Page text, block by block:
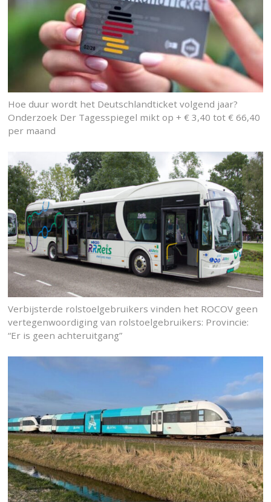
Hoe duur wordt het Deutschlandticket volgend jaar?
Onderzoek Der Tagesspiegel mikt op + € 3,40 tot € 66,40
per maand
Verbijsterde rolstoelgebruikers vinden het ROCOV geen
vertegenwoordiging van rolstoelgebruikers: Provincie:
“Er is geen achteruitgang”